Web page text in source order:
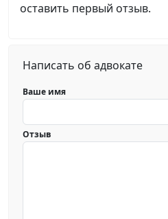
оставить первый отзыв.
Написать об адвокате
Ваше имя
Отзыв